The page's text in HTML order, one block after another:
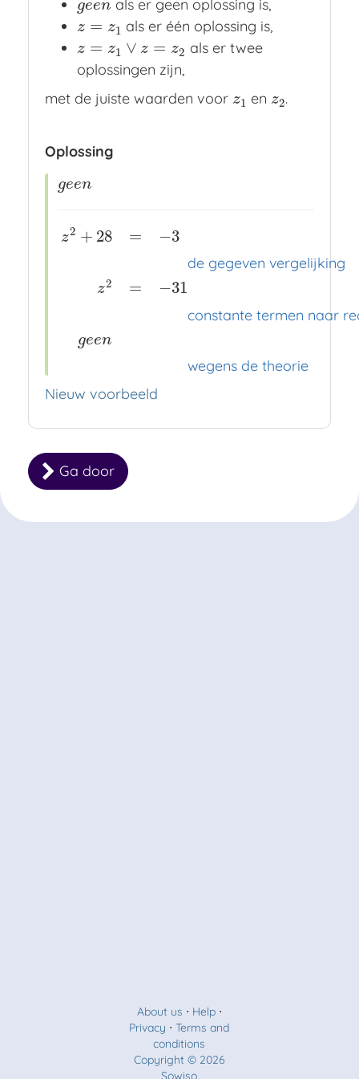
geen
geen als er geen oplossing is,
z = z1
z=z1 als er één oplossing is,
z = z1 ∨ z = z2
z=z1 ∨z =z 2
als er twee
oplossingen zijn,
met de juiste waarden voor z1
z1 enz2
z2.
Oplossing
geen
geen
z2 + 28
z2
geen
=
=
−3
de gegeven vergelijking
−31
constante ter‍men naar
wegens de theorie
Nieuw voorbeeld
Ga door
About us ⋅ Help⋅
Privacy ⋅Terms and
conditions
Copyright © 2026
Sowiso